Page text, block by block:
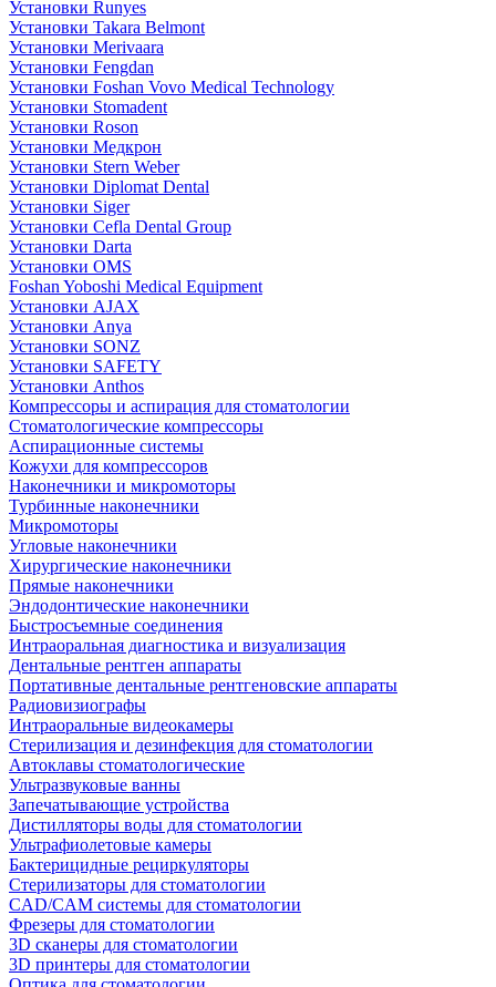
Установки Runyes
Установки Takara Belmont
Установки Merivaara
Установки Fengdan
Установки Foshan Vovo Medical Technology
Установки Stomadent
Установки Roson
Установки Медкрон
Установки Stern Weber
Установки Diplomat Dental
Установки Siger
Установки Cefla Dental Group
Установки Darta
Установки OMS
Foshan Yoboshi Medical Equipment
Установки AJAX
Установки Anya
Установки SONZ
Установки SAFETY
Установки Anthos
Компрессоры и аспирация для стоматологии
Стоматологические компрессоры
Аспирационные системы
Кожухи для компрессоров
Наконечники и микромоторы
Турбинные наконечники
Микромоторы
Угловые наконечники
Хирургические наконечники
Прямые наконечники
Эндодонтические наконечники
Быстросъемные соединения
Интраоральная диагностика и визуализация
Дентальные рентген аппараты
Портативные дентальные рентгеновские аппараты
Радиовизиографы
Интраоральные видеокамеры
Стерилизация и дезинфекция для стоматологии
Автоклавы стоматологические
Ультразвуковые ванны
Запечатывающие устройства
Дистилляторы воды для стоматологии
Ультрафиолетовые камеры
Бактерицидные рециркуляторы
Стерилизаторы для стоматологии
CAD/CAM системы для стоматологии
Фрезеры для стоматологии
3D cканеры для стоматологии
3D принтеры для стоматологии